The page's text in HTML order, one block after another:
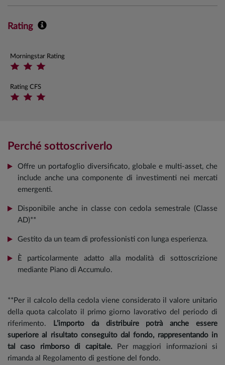
Rating
Morningstar Rating
Rating CFS
Perché sottoscriverlo
Offre un portafoglio diversificato, globale e multi-asset, che
include anche una componente di investimenti nei mercati
emergenti.
Disponibile anche in classe con cedola semestrale (Classe
AD)**
Gestito da un team di professionisti con lunga esperienza.
È particolarmente adatto alla modalità di sottoscrizione
mediante Piano di Accumulo.
**Per il calcolo della cedola viene considerato il valore unitario
della quota calcolato il primo giorno lavorativo del periodo di
riferimento.
L’importo da distribuire potrà anche essere
superiore al risultato conseguito dal fondo, rappresentando in
tal caso rimborso di capitale.Per maggiori informazioni si
rimanda al Regolamento di gestione del fondo.